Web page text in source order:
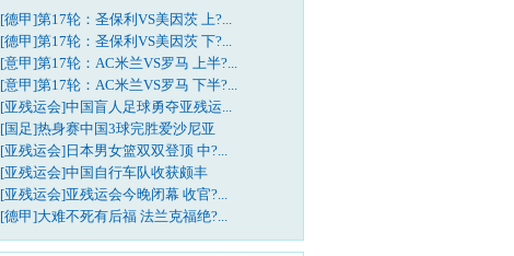
[德甲]第17轮：圣保利VS美因茨 上?...
[德甲]第17轮：圣保利VS美因茨 下?...
[意甲]第17轮：AC米兰VS罗马 上半?...
[意甲]第17轮：AC米兰VS罗马 下半?...
[亚残运会]中国盲人足球勇夺亚残运...
[国足]热身赛中国3球完胜爱沙尼亚
[亚残运会]日本男女篮双双登顶 中?...
[亚残运会]中国自行车队收获颇丰
[亚残运会]亚残运会今晚闭幕 收官?...
[德甲]大难不死有后福 法兰克福绝?...